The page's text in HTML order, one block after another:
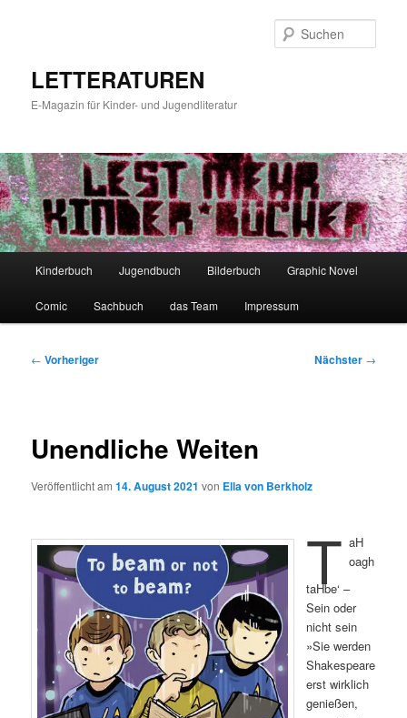
LETTERATUREN
E-Magazin für Kinder- und Jugendliteratur
Kinderbuch Jugendbuch Bilderbuch Graphic Novel
Comic Sachbuch das Team Impressum
Beitragsnavigation
← Vorheriger Nächster →
Unendliche Weiten
Veröffentlicht am14. August 2021 von Ella von Berkholz
t aH
oagh
taHbe‘ –
Sein oder
nicht sein
»Sie werden
Shakespeare
erst wirklich
genießen,